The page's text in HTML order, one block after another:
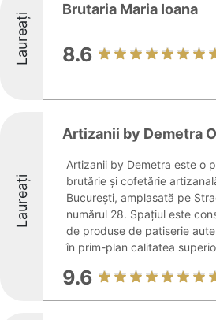
Laureați
Brutaria Maria Ioana
8.6
Laureați
Artizanii by Demetra
Artizanii by Demetra este o
brutărie și cofetărie
București, amplasată pe
numărul 28. Spațiul este
de produse de patiserie
în prim-plan calitatea
9.6